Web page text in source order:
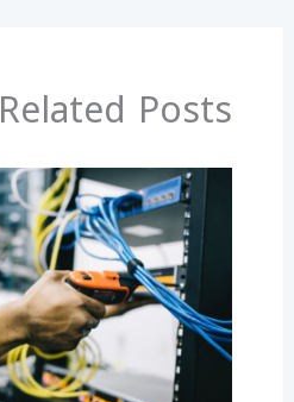
k
n
Related Posts